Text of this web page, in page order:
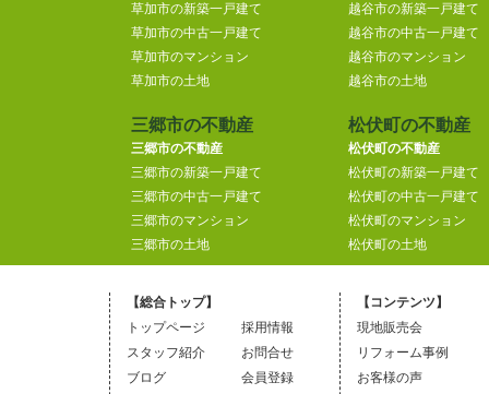
草加市の新築一戸建て
草加市の中古一戸建て
草加市のマンション
草加市の土地
越谷市の新築一戸建て
越谷市の中古一戸建て
越谷市のマンション
越谷市の土地
三郷市の不動産
三郷市の不動産
三郷市の新築一戸建て
三郷市の中古一戸建て
三郷市のマンション
三郷市の土地
松伏町の不動産
松伏町の不動産
松伏町の新築一戸建て
松伏町の中古一戸建て
松伏町のマンション
松伏町の土地
【総合トップ】
トップページ
スタッフ紹介
ブログ
採用情報
お問合せ
会員登録
【コンテンツ】
現地販売会
リフォーム事例
お客様の声